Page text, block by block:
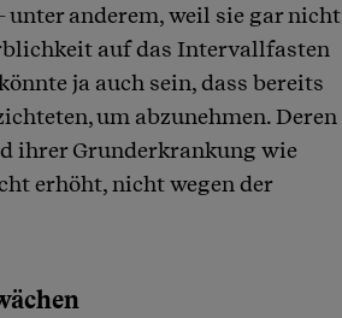
anderem, weil sie gar nicht
auf das Intervallfasten
ja auch sein, dass bereits
um abzunehmen. Deren
ihrer Grunderkrankung wie
erhöht, nicht wegen der